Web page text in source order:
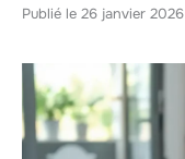
26 janvier 2026